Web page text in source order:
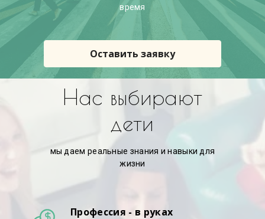
время
Оставить заявку
Нас выбирают
дети
мы даем реальные знания и навыки для
жизни
Профессия - в руках